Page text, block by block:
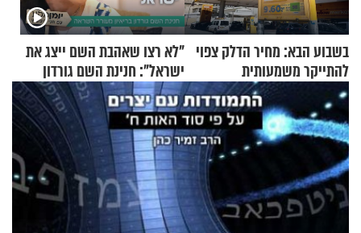
בשבוע הבא: מחיר הדלק צפוי
להתייקר משמעותית
"לא רצו שאהבת השם ייצג את
ישראל": חנינת השם גורדון
בריאיון מעורר השראה